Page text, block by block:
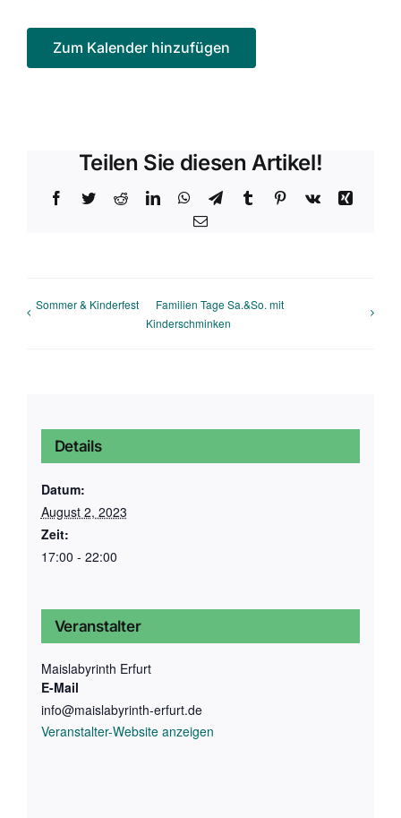
Zum Kalender hinzufügen
Teilen Sie diesen Artikel!
Facebook
TwitterRedditLinkedInWhatsApp
TelegramTumblrPinterest
Vk
Xing
E-
Sommer & Kinderfest
Familien Tage Sa.&So. mit
Kinderschminken
Details
Datum:
August 2, 2023
Zeit:
17:00 - 22:00
Veranstalter
Maislabyrinth Erfurt
E-Mail
info@maislabyrinth-erfurt.de
Veranstalter-Website anzeigen